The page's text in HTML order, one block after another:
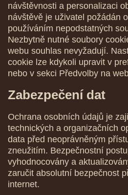
návštěvnosti a personalizaci
návštěvě je uživatel požádán
používáním nepodstatných
Nezbytně nutné soubory
webu souhlas nevyžadují.
cookie lze kdykoli upravit v
nebo v sekci Předvolby na
Zabezpečení dat
Ochrana osobních údajů je
technických a organizačních
data před neoprávněným
zneužitím. Bezpečnostní
vyhodnocovány a
zaručit absolutní bezpečnost
internet.